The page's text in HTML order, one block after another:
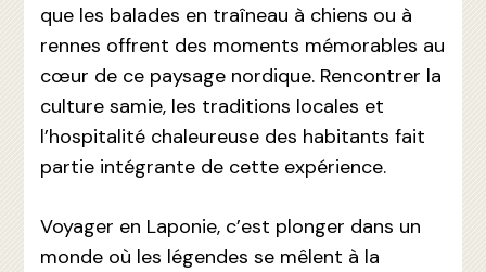
que les balades en traîneau à chiens ou à
rennes offrent des moments mémorables au
cœur de ce paysage nordique. Rencontrer la
culture samie, les traditions locales et
l’hospitalité chaleureuse des habitants fait
partie intégrante de cette expérience.
Voyager en Laponie, c’est plonger dans un
monde où les légendes se mêlent à la